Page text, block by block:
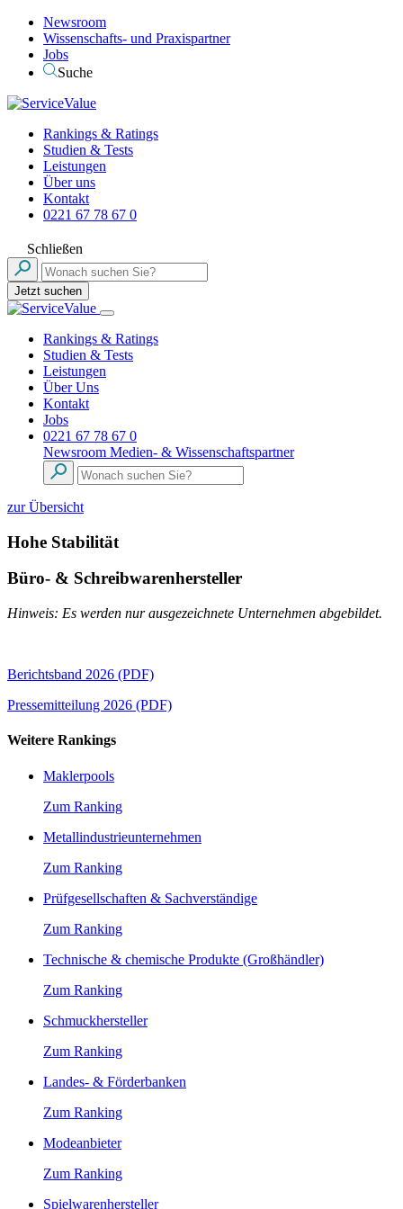
Newsroom
Wissenschafts- und Praxispartner
Jobs
Suche
Rankings & Ratings
Studien & Tests
Leistungen
Über uns
Kontakt
0221 67 78 67 0
Schließen
Jetzt suchen
Rankings & Ratings
Studien & Tests
Leistungen
Über Uns
Kontakt
Jobs
0221 67 78 67 0
Newsroom Medien- & Wissenschaftspartner
zur Übersicht
Hohe Stabilität
Büro- & Schreibwarenhersteller
Hinweis: Es werden nur ausgezeichnete Unternehmen abgebildet.
Berichtsband 2026 (PDF)
Pressemitteilung 2026 (PDF)
Weitere Rankings
Maklerpools
Zum Ranking
Metallindustrieunternehmen
Zum Ranking
Prüfgesellschaften & Sachverständige
Zum Ranking
Technische & chemische Produkte (Großhändler)
Zum Ranking
Schmuckhersteller
Zum Ranking
Landes- & Förderbanken
Zum Ranking
Modeanbieter
Zum Ranking
Spielwarenhersteller